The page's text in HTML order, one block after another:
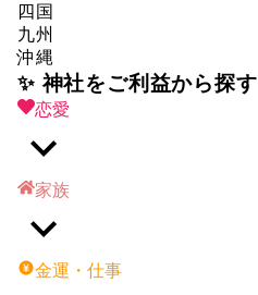
四国
九州
沖縄
✨ 神社をご利益から探す
恋愛
家族
金運・仕事